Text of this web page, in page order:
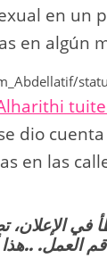
en un
en algún
dio
en las
الإعلان،
العمل.